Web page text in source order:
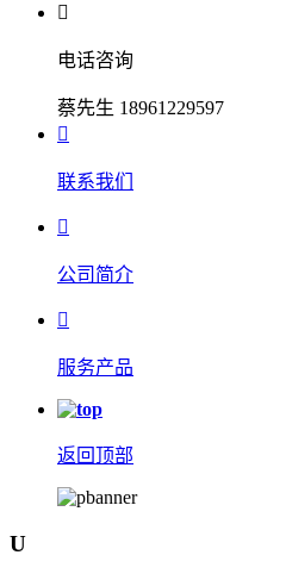

电话咨询
蔡先生 18961229597

联系我们

公司简介

服务产品
返回顶部
U